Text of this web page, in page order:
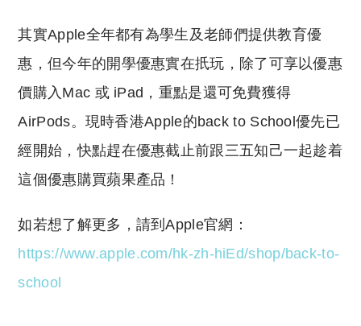
其實Apple全年都有為學生及老師們提供教育優
惠，但今年的開學優惠實在扺玩，除了可享以優惠
價購入Mac 或 iPad，重點是還可免費獲得
AirPods。現時香港Apple的back to School優先已
經開始，快點趕在優惠截止前跟三五知己一起趁着
這個優惠購買蘋果產品！
如若想了解更多，請到Apple官網：
https://www.apple.com/hk-zh-hiEd/shop/back-to-
school